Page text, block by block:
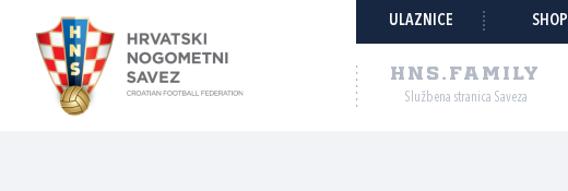
ULAZNICE SHOP
HNS.FAMILY
Službena stranica Saveza